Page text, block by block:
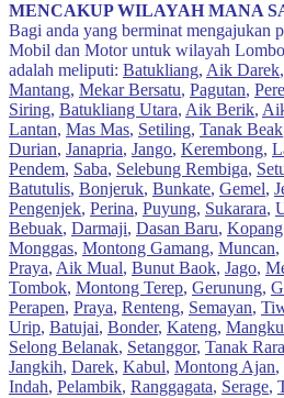
MENCAKUP WILAYAH MANA
Bagi anda yang berminat mengajukan
Mobil dan Motor untuk wilayah
adalah meliputi: Batukliang, Aik Darek,
Mantang, Mekar Bersatu, Pagutan,
Siring, Batukliang Utara, Aik Berik,
Lantan, Mas Mas, Setiling, Tanak Beak
Durian, Janapria, Jango, Kerembong,
Pendem, Saba, Selebung Rembiga,
Batutulis, Bonjeruk, Bunkate, Gemel,
Pengenjek, Perina, Puyung, Sukarara,
Bebuak, Darmaji, Dasan Baru,
Monggas, Montong Gamang, Muncan,
Praya, Aik Mual, Bunut Baok, Jago,
Tombok, Montong Terep, Gerunung,
Perapen, Praya, Renteng, Semayan,
Urip, Batujai, Bonder, Kateng,
Selong Belanak, Setanggor, Tanak
Jangkih, Darek, Kabul, Montong Ajan,
Indah, Pelambik, Ranggagata, Serage,